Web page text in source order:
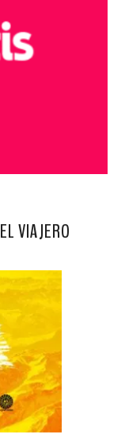
VIAJERO